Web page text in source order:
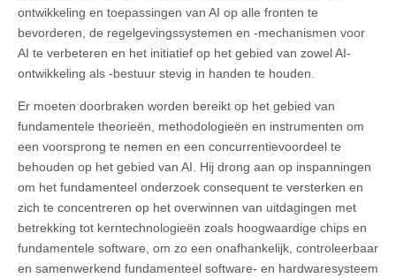
ontwikkeling en toepassingen van AI op alle fronten te
bevorderen, de regelgevingssystemen en -mechanismen voor
AI te verbeteren en het initiatief op het gebied van zowel AI-
ontwikkeling als -bestuur stevig in handen te houden.
Er moeten doorbraken worden bereikt op het gebied van
fundamentele theorieën, methodologieën en instrumenten om
een voorsprong te nemen en een concurrentievoordeel te
behouden op het gebied van AI. Hij drong aan op inspanningen
om het fundamenteel onderzoek consequent te versterken en
zich te concentreren op het overwinnen van uitdagingen met
betrekking tot kerntechnologieën zoals hoogwaardige chips en
fundamentele software, om zo een onafhankelijk, controleerbaar
en samenwerkend fundamenteel software- en hardwaresysteem